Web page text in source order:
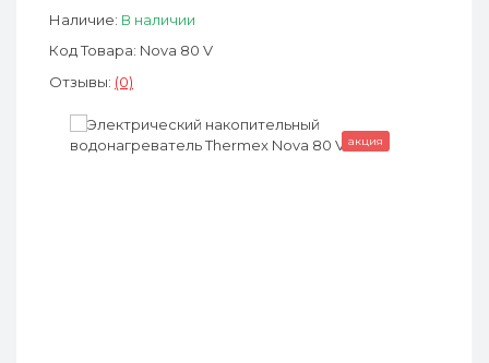
Наличие: В наличии
Код Товара: Nova 80 V
Отзывы: (0)
акция